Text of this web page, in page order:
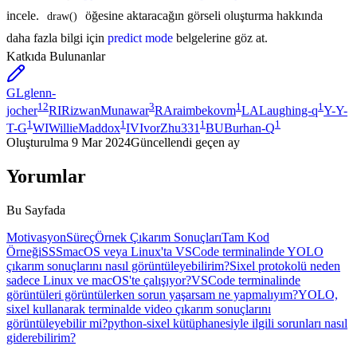
incele.
draw()
öğesine aktaracağın görseli oluşturma hakkında
daha fazla bilgi için predict mode belgelerine göz at.
Katkıda Bulunanlar
GLglenn-
jocher12RIRizwanMunawar3RAraimbekovm1 LALaughing-q1 Y-Y-
T-G1WIWillieMaddox1IVIvorZhu331 1BUBurhan-Q1
Oluşturulma 9 Mar 2024Güncellendi geçen ay
Yorumlar
Bu Sayfada
MotivasyonSüreçÖrnek Çıkarım SonuçlarıTam Kod
ÖrneğiSSSmacOS veya Linux'ta VSCode terminalinde YOLO
çıkarım sonuçlarını nasıl görüntüleyebilirim?Sixel protokolü neden
sadece Linux ve macOS'te çalışıyor?VSCode terminalinde
görüntüleri görüntülerken sorun yaşarsam ne yapmalıyım?YOLO,
sixel kullanarak terminalde video çıkarım sonuçlarını
görüntüleyebilir mi?python-sixel kütüphanesiyle ilgili sorunları nasıl
giderebilirim?